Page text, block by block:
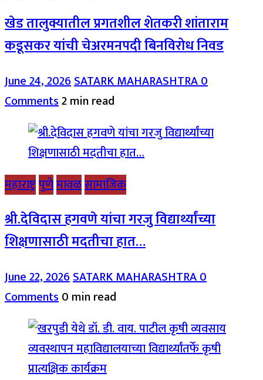
खेड तालुक्यातील प्रगतशील शेतकरी शांताराम
कडूसकर यांची चेअरमनपदी बिनविरोध निवड
June 24, 2026SATARK MAHARASHTRA0
Comments2 min read
महाराष्ट्रपुणेमावळसामाजिक
श्री.देविदास हगवणे यांचा गरजु विद्यार्थ्यांच्या
शिक्षणासाठी मदतीचा हात…
June 22, 2026SATARK MAHARASHTRA0
Comments0 min read